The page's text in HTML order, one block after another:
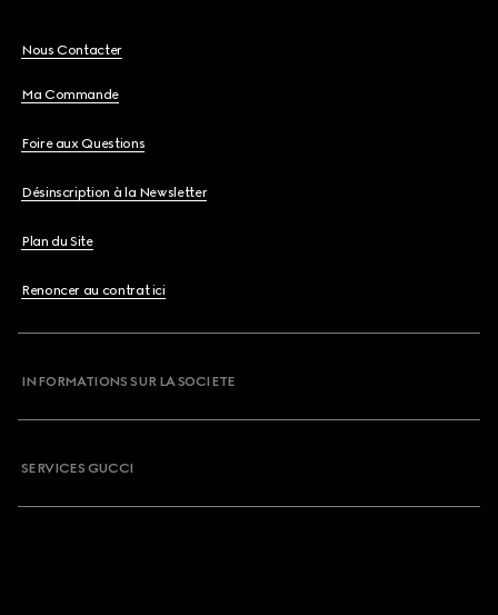
Nous Contacter
Ma Commande
Foire aux Questions
Désinscription à la Newsletter
Plan du Site
Renoncer au contrat ici
INFORMATIONS SUR LA SOCIETE
SERVICES GUCCI